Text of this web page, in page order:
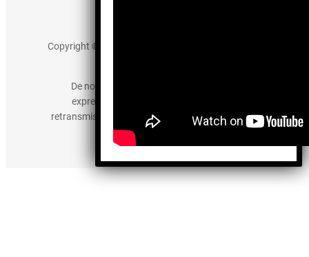
Copyright © 2025 somos-hermanos.mx. Todos los
De no existir previa autorización, queda
expresamente prohibida la publicación,
retransmisión, edición y cualquier otro uso de los
contenidos.